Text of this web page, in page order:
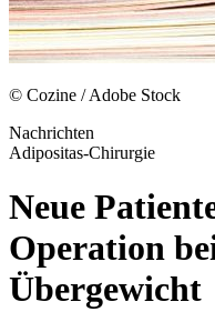
© Cozine / Adobe Stock
Nachrichten
Adipositas-Chirurgie
Neue
Operation
Übergewicht